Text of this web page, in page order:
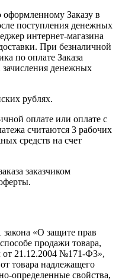
оформленному Заказу в
поступления денежных
интернет-магазина
При безналичной
по оплате Заказа
зачисления денежных
рублях.
оплате или оплате с
считаются 3 рабочих
средств на счет
заказчиком
закона «О защите прав
продажи товара,
21.12.2004 №171-Ф3»,
товара надлежащего
определенные свойства,